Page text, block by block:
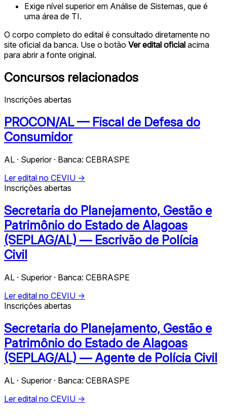
Exige nível superior em Análise de Sistemas, que é
uma área de TI.
O corpo completo do edital é consultado diretamente no
site oficial da banca. Use o botão Ver edital oficial acima
para abrir a fonte original.
Concursos relacionados
Inscrições abertas
PROCON/AL — Fiscal de Defesa do
Consumidor
AL · Superior · Banca: CEBRASPE
Ler edital no CEVIU →
Inscrições abertas
Secretaria do Planejamento, Gestão e
Patrimônio do Estado de Alagoas
(SEPLAG/AL) — Escrivão de Polícia
Civil
AL · Superior · Banca: CEBRASPE
Ler edital no CEVIU →
Inscrições abertas
Secretaria do Planejamento, Gestão e
Patrimônio do Estado de Alagoas
(SEPLAG/AL) — Agente de Polícia Civil
AL · Superior · Banca: CEBRASPE
Ler edital no CEVIU →